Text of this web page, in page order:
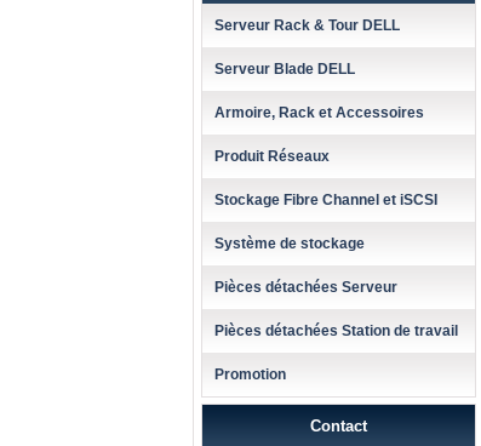
Serveur Rack & Tour DELL
Serveur Blade DELL
Armoire, Rack et Accessoires
Produit Réseaux
Stockage Fibre Channel et iSCSI
Système de stockage
Pièces détachées Serveur
Pièces détachées Station de travail
Promotion
Contact